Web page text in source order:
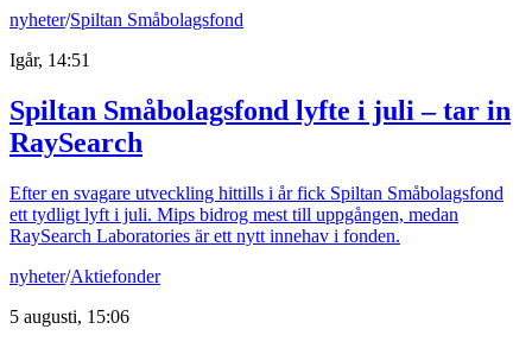
nyheter/Spiltan Småbolagsfond
Igår, 14:51
Spiltan Småbolagsfond lyfte i juli – tar in
RaySearch
Efter en svagare utveckling hittills i år fick Spiltan Småbolagsfond
ett tydligt lyft i juli. Mips bidrog mest till uppgången, medan
RaySearch Laboratories är ett nytt innehav i fonden.
nyheter/Aktiefonder
5 augusti, 15:06